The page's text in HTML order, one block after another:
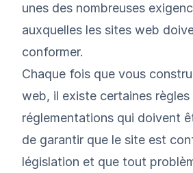
unes des nombreuses
auxquelles les sites web
conformer.
Chaque fois que vous
web, il existe certaines règles
réglementations qui doivent
de garantir que le site est
législation et que tout